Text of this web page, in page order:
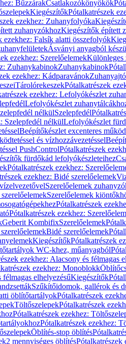
BűzzárakCsatlakozókönyökök
KiegészítőkPótalkatrészek
ezekhez: Zuhanyfolyóka
zuhanyzókhozKiegészítők épített
ezekhez: Falsík alatti összefolyók
Ásványi anyagból
ezekhez: SzerelőelemekKülönleges
ZuhanykabinokZuhanykabinok
ezekhez: Kádparavánok
TárolórekeszekPótalkatrészek
ezekhez: Lefolyókészlet
Lefolyókészlet
nélkülSzelepfedél
Szelepfedél nélkülLefolyókészlet
Beépítőkészlet excenteres
és vízhozzávezetéssel
PushControlPótalkatrészek
fürdőkád lefolyókészleteihez
Pótalkatrészek ezekhez:
ezekhez: Bidé szerelőelemek
Szerelőelemek
Szerelőelemek
Pótalkatrészek
Pótalkatrészek ezekhez:
Geberit KombifixSzerelőelemek
Bidé szerelőelemek
KiegészítőkPótalkatrészek
WC-khez, műanyagból
ezekhez: Alacsony és félmagas
ezekhez: Monoblokk
félmagas elhelyezésűKiegészítők
Szűkítőidomok, gallérok és
öblítőtartályokPótalkatrészek
TöltőszelepekPótalkatrészek
Pótalkatrészek ezekhez:
Pótalkatrészek ezekhez:
Öblítés-stop öblítés
2 mennyiséges öblítésPótalkatrészek